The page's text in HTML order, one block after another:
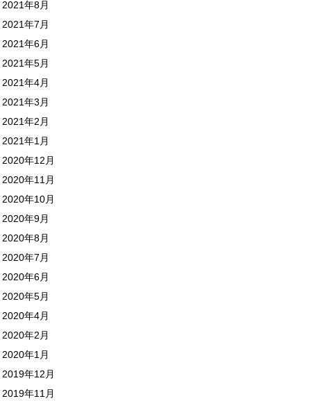
2021年8月
2021年7月
2021年6月
2021年5月
2021年4月
2021年3月
2021年2月
2021年1月
2020年12月
2020年11月
2020年10月
2020年9月
2020年8月
2020年7月
2020年6月
2020年5月
2020年4月
2020年2月
2020年1月
2019年12月
2019年11月